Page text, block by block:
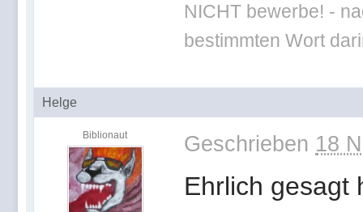
NICHT bewerbe! -
bestimmten Wort
Helge
Biblionaut Geschrieben 18
Ehrlich gesagt